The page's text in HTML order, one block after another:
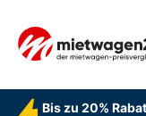
Bis zu 20%